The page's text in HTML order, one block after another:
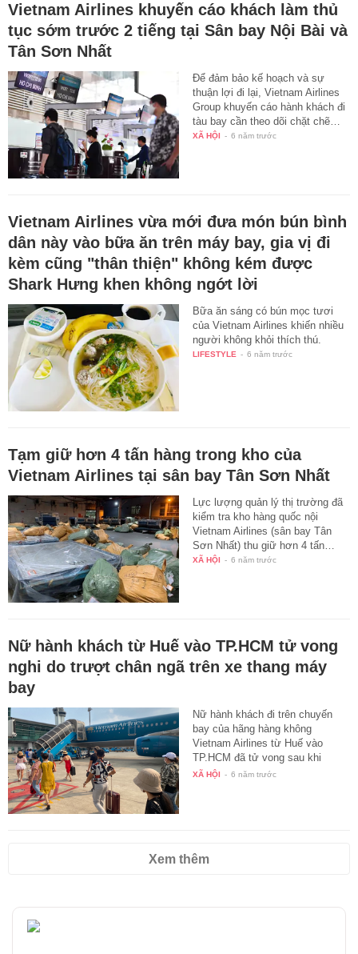
Vietnam Airlines khuyến cáo khách làm thủ
tục sớm trước 2 tiếng tại Sân bay Nội Bài và
Tân Sơn Nhất
Để đảm bảo kế hoạch và sự
thuận lợi đi lại, Vietnam Airlines
Group khuyến cáo hành khách đi
tàu bay cần theo dõi chặt chẽ…
XÃ HỘI - 6 năm trước
Vietnam Airlines vừa mới đưa món bún bình
dân này vào bữa ăn trên máy bay, gia vị đi
kèm cũng "thân thiện" không kém được
Shark Hưng khen không ngớt lời
Bữa ăn sáng có bún mọc tươi
của Vietnam Airlines khiến nhiều
người không khỏi thích thú.
LIFESTYLE - 6 năm trước
Tạm giữ hơn 4 tấn hàng trong kho của
Vietnam Airlines tại sân bay Tân Sơn Nhất
Lực lượng quản lý thị trường đã
kiểm tra kho hàng quốc nội
Vietnam Airlines (sân bay Tân
Sơn Nhất) thu giữ hơn 4 tấn…
XÃ HỘI - 6 năm trước
Nữ hành khách từ Huế vào TP.HCM tử vong
nghi do trượt chân ngã trên xe thang máy
bay
Nữ hành khách đi trên chuyến
bay của hãng hàng không
Vietnam Airlines từ Huế vào
TP.HCM đã tử vong sau khi
đáp…
XÃ HỘI - 6 năm trước
Xem thêm